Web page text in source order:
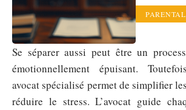
Se séparer aussi peut être un
émotionnellement épuisant.
avocat spécialisé permet de simplifier
réduire le stress. L’avocat guide